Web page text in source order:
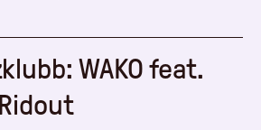
WAKO feat.